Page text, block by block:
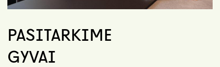
PASITARKIME
GYVAI